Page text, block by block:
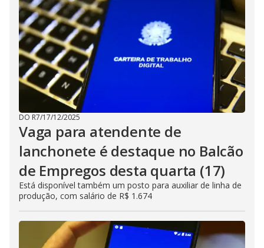
DO R7/17/12/2025
Vaga para atendente de
lanchonete é destaque no Balcão
de Empregos desta quarta (17)
Está disponível também um posto para auxiliar de linha de
produção, com salário de R$ 1.674